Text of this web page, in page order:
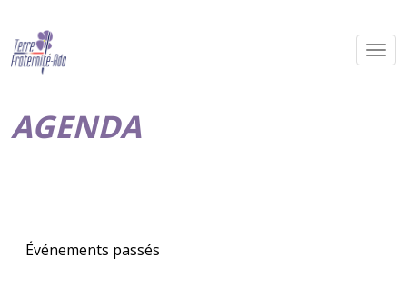
AGENDA
Événements passés